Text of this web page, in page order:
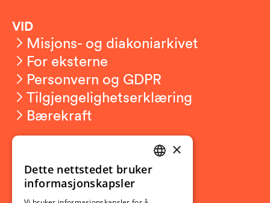
VID
Misjons- og diakoniarkivet
For eksterne
Personvern og GDPR
Tilgjengelighetserklæring
Bærekraft
Ny student
Utveksling
NORWEGIAN
×
Dette nettstedet bruker
informasjonskapsler